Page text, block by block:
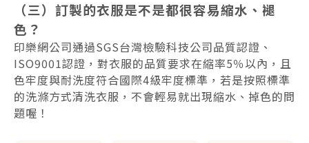
（三）訂製的衣服是不是都很容易縮水、褪
色？
印樂網公司通過SGS台灣檢驗科技公司品質認證、
ISO9001認證，對衣服的品質要求在縮率5％以內，且
色牢度與耐洗度符合國際4級牢度標準，若是按照標準
的洗滌方式清洗衣服，不會輕易就出現縮水、掉色的問
題喔！